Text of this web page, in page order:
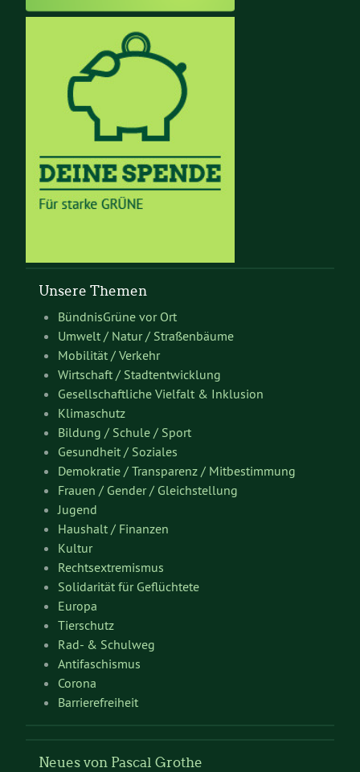
Unsere Themen
BündnisGrüne vor Ort
Umwelt / Natur / Straßenbäume
Mobilität / Verkehr
Wirtschaft / Stadtentwicklung
Gesellschaftliche Vielfalt & Inklusion
Klimaschutz
Bildung / Schule / Sport
Gesundheit / Soziales
Demokratie / Transparenz / Mitbestimmung
Frauen / Gender / Gleichstellung
Jugend
Haushalt / Finanzen
Kultur
Rechtsextremismus
Solidarität für Geflüchtete
Europa
Tierschutz
Rad- & Schulweg
Antifaschismus
Corona
Barrierefreiheit
Neues von Pascal Grothe